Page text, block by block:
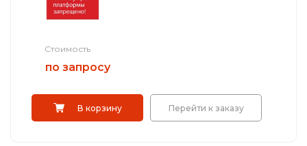
Стоимость
по запросу
В корзину Перейти к заказу